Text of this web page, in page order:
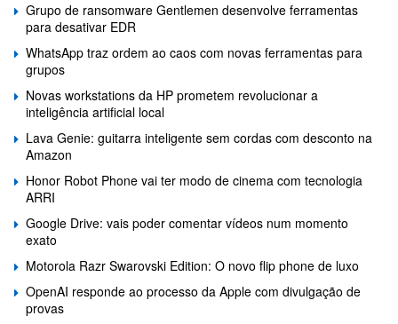
Grupo de ransomware Gentlemen desenvolve ferramentas
para desativar EDR
WhatsApp traz ordem ao caos com novas ferramentas para
grupos
Novas workstations da HP prometem revolucionar a
inteligência artificial local
Lava Genie: guitarra inteligente sem cordas com desconto na
Amazon
Honor Robot Phone vai ter modo de cinema com tecnologia
ARRI
Google Drive: vais poder comentar vídeos num momento
exato
Motorola Razr Swarovski Edition: O novo flip phone de luxo
OpenAI responde ao processo da Apple com divulgação de
provas